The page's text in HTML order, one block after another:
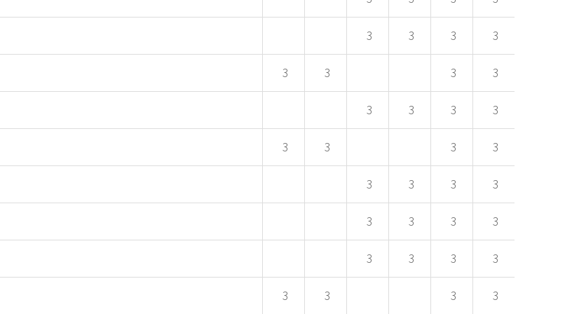
3 3 3 3
3 3 3 3
3 3 3 3
3 3 3 3
3 3 3 3
3 3 3 3
3 3 3 3
3 3 3 3